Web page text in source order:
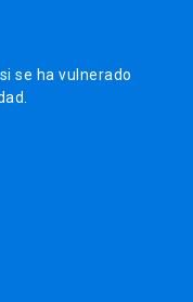
se ha vulnerado